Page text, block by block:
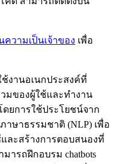
ความเป็นเจ้าของ เพื่อ
งานอเนกประสงค์ที่
มของผู้ใช้และทำงาน
ยการใช้ประโยชน์จาก
ษาธรรมชาติ (NLP) เพื่อ
ละสร้างการตอบสนองที่
ารถฝึกอบรม chatbots